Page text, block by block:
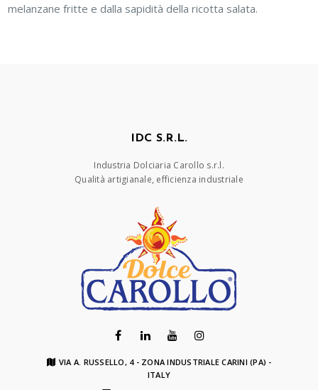
melanzane fritte e dalla sapidità della ricotta salata.
IDC S.R.L.
Industria Dolciaria Carollo s.r.l.
Qualità artigianale, efficienza industriale
VIA A. RUSSELLO, 4 - ZONA INDUSTRIALE CARINI (PA) -
ITALY